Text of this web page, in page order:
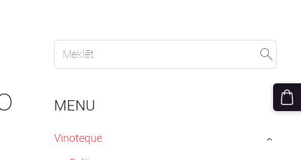
MENU
Vinoteque ›